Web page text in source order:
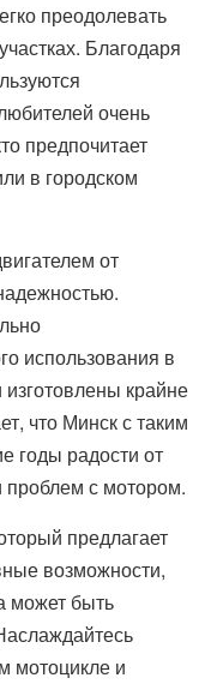
преодолевать
Благодаря
очень
предпочитает
в городском
от
использования в
изготовлены крайне
что Минск с таким
годы радости от
проблем с мотором.
предлагает
возможности,
может быть
мотоцикле и